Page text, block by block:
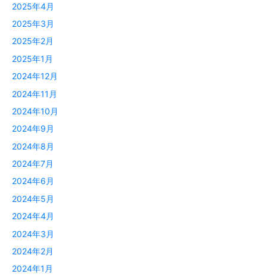
2025年4月
2025年3月
2025年2月
2025年1月
2024年12月
2024年11月
2024年10月
2024年9月
2024年8月
2024年7月
2024年6月
2024年5月
2024年4月
2024年3月
2024年2月
2024年1月